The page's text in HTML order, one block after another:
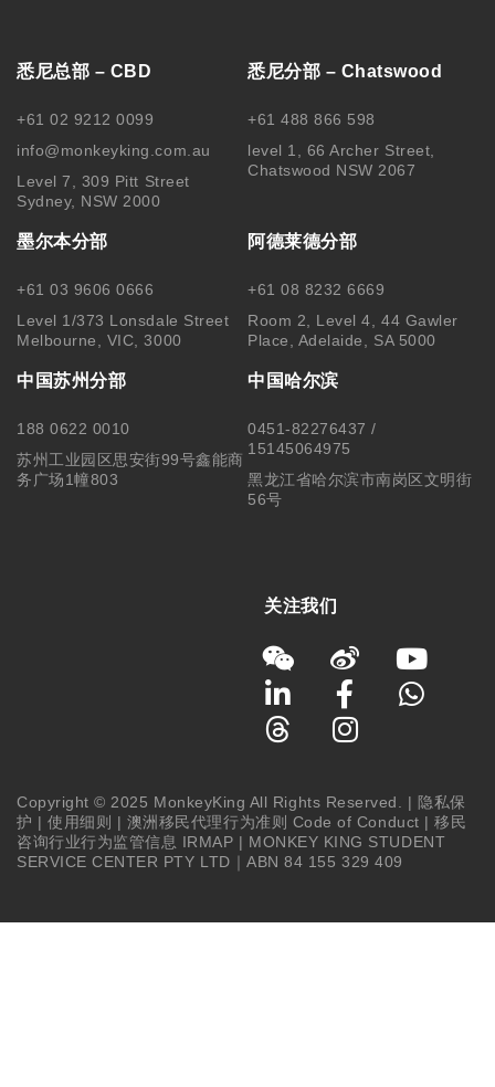
悉尼总部 – CBD
+61 02 9212 0099
info@monkeyking.com.au
Level 7, 309 Pitt Street
Sydney, NSW 2000
悉尼分部 – Chatswood
+61 488 866 598
level 1, 66 Archer Street,
Chatswood NSW 2067
墨尔本分部
+61 03 9606 0666
Level 1/373 Lonsdale Street
Melbourne, VIC, 3000
阿德莱德分部
+61 08 8232 6669
Room 2, Level 4, 44 Gawler
Place, Adelaide, SA 5000
中国苏州分部
188 0622 0010
苏州工业园区思安街99号鑫能商
务广场1幢803
中国哈尔滨
0451-82276437 /
15145064975
黑龙江省哈尔滨市南岗区文明街
56号
关注我们
Copyright © 2025 MonkeyKing All Rights Reserved. | 隐私保
护 |使用细则 | 澳洲移民代理行为准则 Code of Conduct |移民
咨询行业行为监管信息 IRMAP | MONKEY KING STUDENT
SERVICE CENTER PTY LTD｜ABN 84 155 329 409